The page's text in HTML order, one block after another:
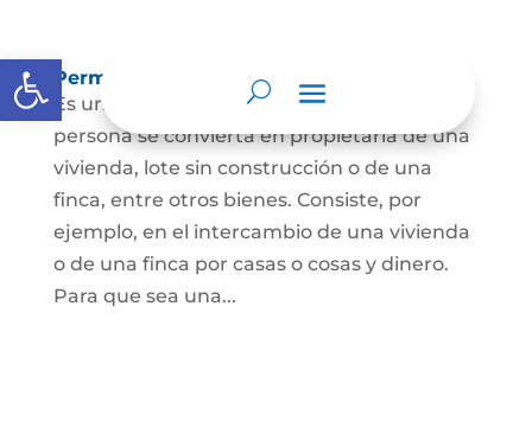
Abrir barra de herramientas
Permuta de Inmuebles
Es uno de los contratos para que una
persona se convierta en propietaria de una
vivienda, lote sin construcción o de una
finca, entre otros bienes. Consiste, por
ejemplo, en el intercambio de una vivienda
o de una finca por casas o cosas y dinero.
Para que sea una...